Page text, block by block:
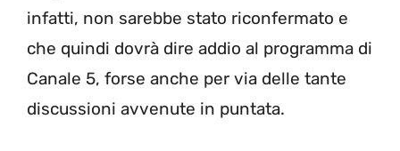
infatti, non sarebbe stato riconfermato e
che quindi dovrà dire addio al programma di
Canale 5, forse anche per via delle tante
discussioni avvenute in puntata.